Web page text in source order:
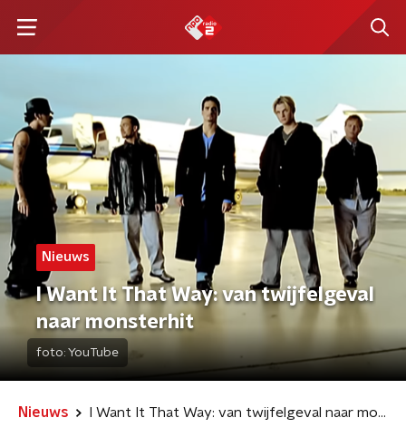
Nieuws
I Want It That Way: van twijfelgeval
naar monsterhit
foto: YouTube
Nieuws I Want It That Way: van twijfelgeval naar monsterhit